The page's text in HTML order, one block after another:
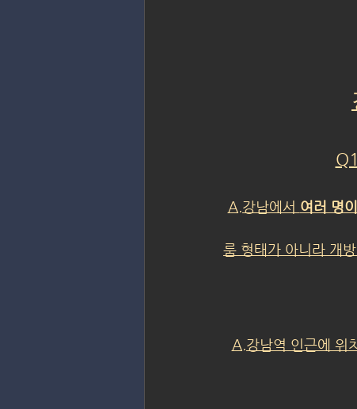
A.강남에서 여러 명
룸 형태가 아니라 개
A.강남역 인근에 위